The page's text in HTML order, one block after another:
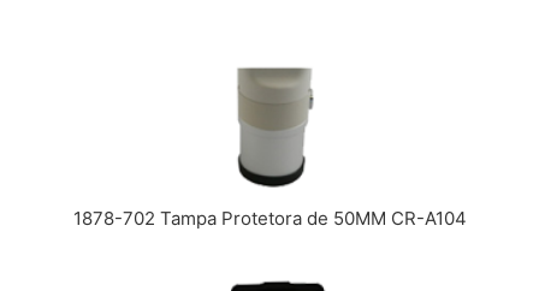
1878-702 Tampa Protetora de 50MM CR-A104